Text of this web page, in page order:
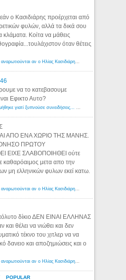
POPULAR
ο Κασιδιάρης προέρχεται από
φυλών, αλλά τα δικά σου
κλάματα. Κοίτα να μάθεις
όταν θέτεις
να το κατεβασουμε
Εφικτο Αυτο?
ΑΠΟ ΕΝΑ ΧΩΡΙΟ ΤΗΣ ΜΑΝΗΣ.
ΠΡΩΤΟΥ
ΕΙΧΕ ΣΛΑΒΟΠΟΙΗΘΕΙ ούτε
καθαρόαιμος μετα απο την
μη ελληνικών φυλων εκεί κατω.
δίκιο ΔΕΝ ΕΙΝΑΙ ΕΛΛΗΝΑΣ
θέλει να νιώθει και δεν
τέκνο του χιτλερ να να
δανειο και αποζημιώσεις και ο